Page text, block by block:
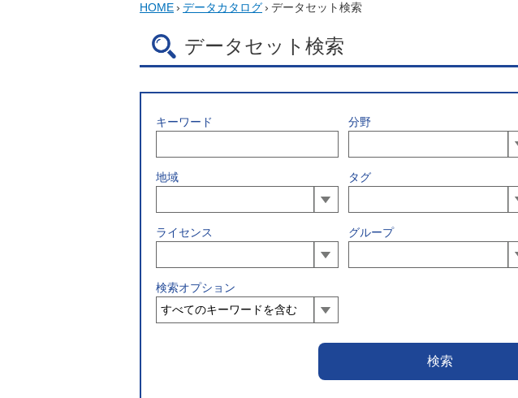
HOME› データカタログ› データセット検索
データセット検索
キーワード 分野
地域 タグ
ライセンス グループ
検索オプション